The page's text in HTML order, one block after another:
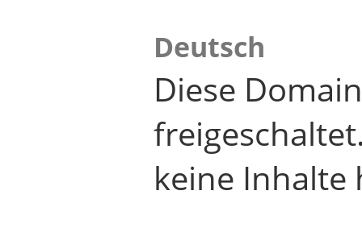
Deutsch
Diese
keine Inhalte